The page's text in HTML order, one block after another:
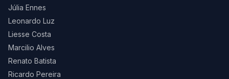
Júlia Ennes
Leonardo Luz
Liesse Costa
Marcilio Alves
Renato Batista
Ricardo Pereira